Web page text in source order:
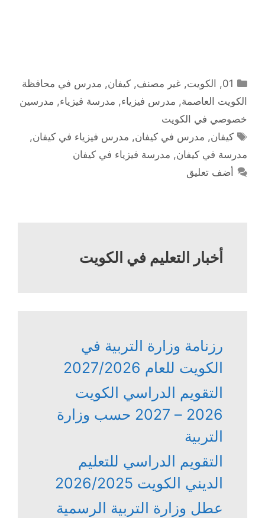
التصنيفات
01
, الكويت,غير مصنف,كيفان, مدرس في محافظة
الكويت العاصمة, مدرس فيزياء, مدرسة فيزياء, مدرسين
خصوصي في الكويت
الوسوم
كيفان, مدرس في كيفان, مدرس فيزياء في كيفان,
مدرسة في كيفان, مدرسة فيزياء في كيفان
أضف تعليق
أخبار التعليم في الكويت
رزنامة وزارة التربية في
الكويت للعام 2027/2026
التقويم الدراسي الكويت
2026 – 2027 حسب وزارة
التربية
التقويم الدراسي للتعليم
الديني الكويت 2026/2025
عطل وزارة التربية الرسمية